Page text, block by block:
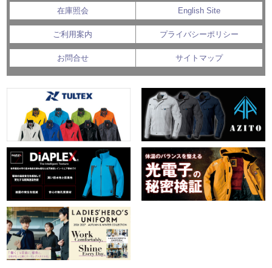
在庫照会 English Site
ご利用案内 プライバシーポリシー
お問合せ サイトマップ